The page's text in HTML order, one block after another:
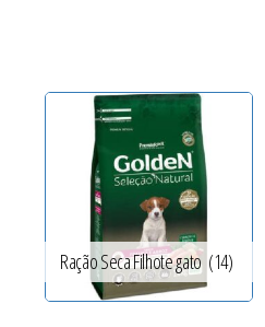
Ração Seca Filhote gato (14)